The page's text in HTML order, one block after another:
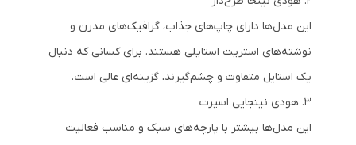
این مدل‌ها دارای چاپ‌های جذاب، گرافیک‌های مدرن و
نوشته‌های استریت استایلی هستند. برای کسانی که دنبال
یک استایل متفاوت و چشم‌گیرند، گزینه‌ای عالی است.
3. هودی نینجایی اسپرت
این مدل‌ها بیشتر با پارچه‌های سبک و مناسب فعالیت